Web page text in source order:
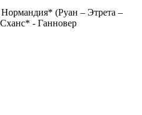
(Руан – Этрета –
- Ганновер